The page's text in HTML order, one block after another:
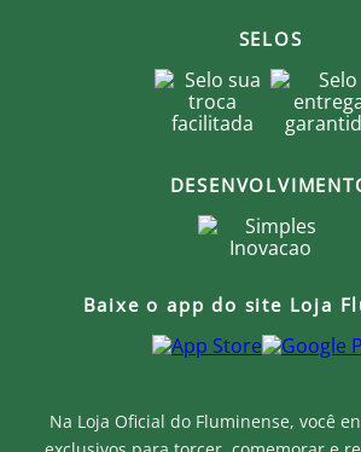
Na Loja Oficial do Fluminense, você
SELOS
Baixe o app do site Loja